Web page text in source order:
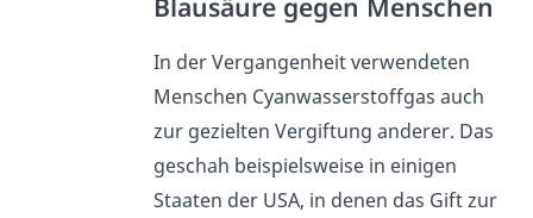
In der Vergangenheit verwendeten
Menschen Cyanwasserstoffgas auch
zur gezielten Vergiftung anderer. Das
geschah beispielsweise in einigen
Staaten der USA, in denen das Gift zur